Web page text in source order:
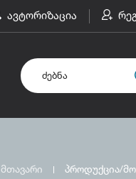
ავტორიზაცია
მთავარი პროდუქცია/